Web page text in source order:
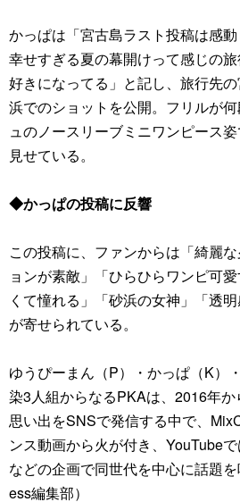
かっぱは「宮古島ラスト投稿は感
幸せすぎる夏の幕開けって感じの
好きになってる」と記し、旅行先
浜でのショットを公開。フリルが
ュのノースリーブミニワンピース
見せている。
◆かっぱの投稿に反響
この投稿に、ファンからは「綺麗
ョンが素敵」「ひらひらワンピ可
くて憧れる」「砂浜の女神」「透
が寄せられている。
ゆうぴーまん（P）・かっぱ（K）
染3人組からなるPKAは、2016年
思い出をSNSで発信する中で、
ンス動画から火が付き、YouTube
などの企画で同世代を中心に話題
ess編集部）